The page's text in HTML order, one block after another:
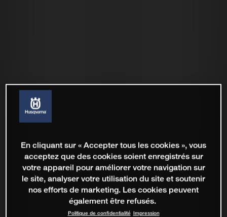
En cliquant sur « Accepter tous les cookies », vous
acceptez que des cookies soient enregistrés sur
votre appareil pour améliorer votre navigation sur
le site, analyser votre utilisation du site et soutenir
nos efforts de marketing. Les cookies peuvent
également être refusés.
Politique de confidentialité Impression